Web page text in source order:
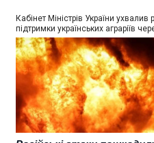
Кабінет Міністрів України
підтримки українських аграріїв